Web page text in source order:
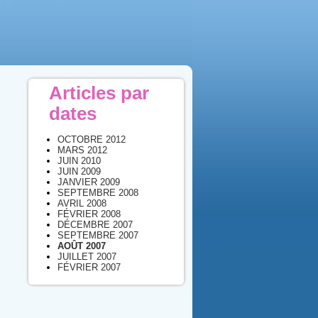
Articles par
dates
OCTOBRE 2012
MARS 2012
JUIN 2010
JUIN 2009
JANVIER 2009
SEPTEMBRE 2008
AVRIL 2008
FÉVRIER 2008
DÉCEMBRE 2007
SEPTEMBRE 2007
AOÛT 2007
JUILLET 2007
FÉVRIER 2007